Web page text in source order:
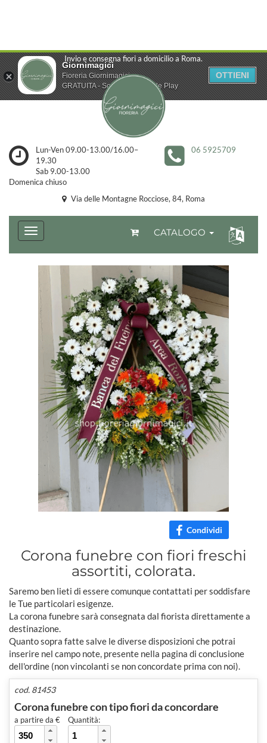
Giornimagici
Fioreria Giornimagici
GRATUITA - Scarica da Google Play
OTTIENI
Invio e consegna fiori a domicilio a Roma.
Lun-Ven 09.00-13.00/16.00–
19.30
Sab 9.00-13.00
Domenica chiuso
06 5925709
Via delle Montagne Rocciose, 84, Roma
CATALOGO
Condividi
Corona funebre con fiori freschi
assortiti, colorata.
Saremo ben lieti di essere comunque contattati per soddisfare
le Tue particolari esigenze.
La corona funebre sarà consegnata dal fiorista direttamente a
destinazione.
Quanto sopra fatte salve le diverse disposizioni che potrai
inserire nel campo note, presente nella pagina di conclusione
dell'ordine (non vincolanti se non concordate prima con noi).
cod. 81453
Corona funebre con tipo fiori da concordare
a partire da € Quantità: